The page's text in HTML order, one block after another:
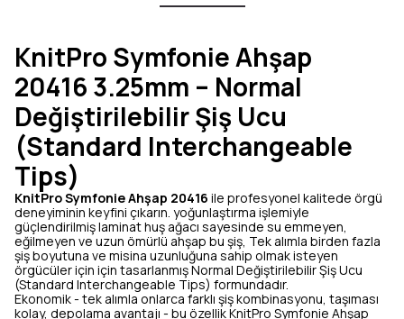
KnitPro Symfonie Ahşap
20416 3.25mm – Normal
Değiştirilebilir Şiş Ucu
(Standard Interchangeable
Tips)
KnitPro Symfonie Ahşap 20416 ile profesyonel kalitede örgü
deneyiminin keyfini çıkarın. yoğunlaştırma işlemiyle
güçlendirilmiş laminat huş ağacı sayesinde su emmeyen,
eğilmeyen ve uzun ömürlü ahşap bu şiş, Tek alımla birden fazla
şiş boyutuna ve misina uzunluğuna sahip olmak isteyen
örgücüler için için tasarlanmış Normal Değiştirilebilir Şiş Ucu
(Standard Interchangeable Tips) formundadır.
Ekonomik - tek alımla onlarca farklı şiş kombinasyonu, taşıması
kolay, depolama avantajı - bu özellik KnitPro Symfonie Ahşap